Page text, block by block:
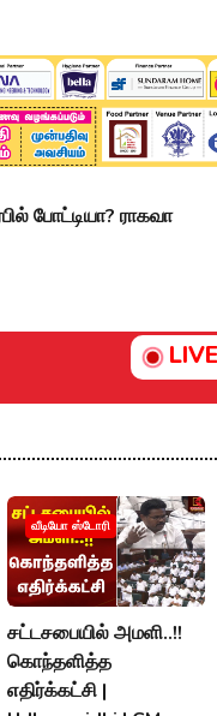
போட்டியா? ராகவா
வீடியோ ஸ்டோரி
சட்டசபையில் அமளி..!!
கொந்தளித்த
எதிர்க்கட்சி |